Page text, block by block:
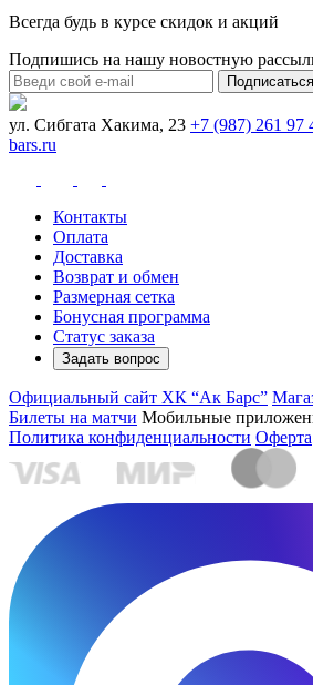
Всегда будь в курсе скидок и акций
Подпишись на нашу новостную
Подписаться
ул. Сибгата Хакима, 23 +7 (987) 261 97
bars.ru
Контакты
Оплата
Доставка
Возврат и обмен
Размерная сетка
Бонусная программа
Статус заказа
Задать вопрос
Официальный сайт ХК “Ак Барс”
Билеты на матчи Мобильные
Политика конфиденциальности Оферта